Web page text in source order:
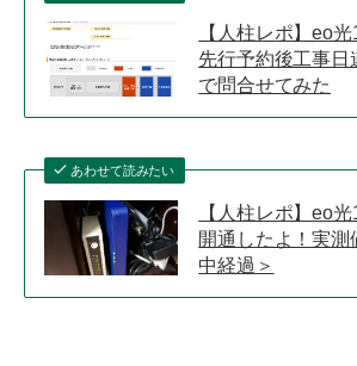
【人柱レポ】eo
先行予約後工事日
で問合せてみた
あわせて読みたい
【人柱レポ】eo
開通したよ！実測
中経過＞